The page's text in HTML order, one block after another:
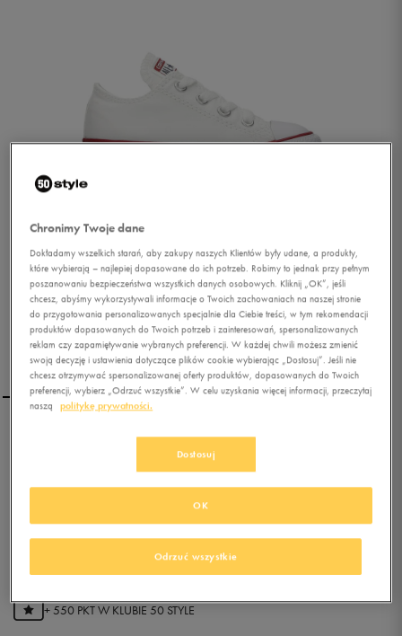
CONVERSE CHUCK
TAYLOR ALL STAR OX ALL
STAR
(najniższa cena z 30 dni przed obniżką)
109,99złz Vat
+ 550 PKT W KLUBIE 50 STYLE
Chronimy Twoje dane
Dokładamy wszelkich starań, aby zakupy naszych Klientów były udane, a produkty,
które wybierają – najlepiej dopasowane do ich potrzeb. Robimy to jednak przy pełnym
poszanowaniu bezpieczeństwa wszystkich danych osobowych. Kliknij „OK”, jeśli
chcesz, abyśmy wykorzystywali informacje o Twoich zachowaniach na naszej stronie
do przygotowania personalizowanych specjalnie dla Ciebie treści, w tym rekomendacji
produktów dopasowanych do Twoich potrzeb i zainteresowań, spersonalizowanych
reklam czy zapamiętywanie wybranych preferencji. W każdej chwili możesz zmienić
swoją decyzję i ustawienia dotyczące plików cookie wybierając „Dostosuj”. Jeśli nie
chcesz otrzymywać spersonalizowanej oferty produktów, dopasowanych do Twoich
preferencji, wybierz „Odrzuć wszystkie”. W celu uzyskania więcej informacji, przeczytaj
naszą
politykę prywatności.
Dostosuj
Odrzuć wszystkie
OK